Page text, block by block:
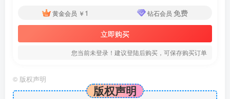
黄金会员 ￥ 1 钻石会员 免费
立即购买
您当前未登录！建议登陆后购买，可保存购买订单
© 版权声明
版权声明